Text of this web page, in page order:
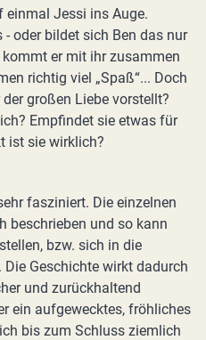
Jessi ins Auge.
oder bildet sich Ben das nur
er mit ihr zusammen
richtig viel „Spaß“... Doch
großen Liebe vorstellt?
Empfindet sie etwas für
ist sie wirklich?
fasziniert. Die einzelnen
beschrieben und so kann
bzw. sich in die
Geschichte wirkt dadurch
und zurückhaltend
ein aufgewecktes, fröhliches
bis zum Schluss ziemlich